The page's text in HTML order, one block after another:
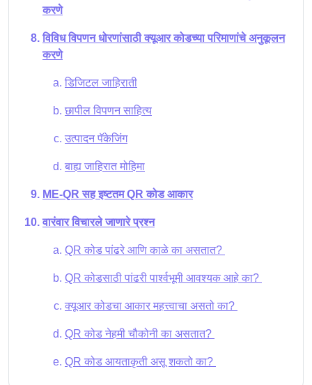
करणे
विविध विपणन धोरणांसाठी क्यूआर कोडच्या परिमाणांचे अनुकूलन
करणे
डिजिटल जाहिराती
छापील विपणन साहित्य
उत्पादन पॅकेजिंग
बाह्य जाहिरात मोहिमा
ME-QR सह इष्टतम QR कोड आकार
वारंवार विचारले जाणारे प्रश्न
QR कोड पांढरे आणि काळे का असतात?
QR कोडसाठी पांढरी पार्श्वभूमी आवश्यक आहे का?
क्यूआर कोडचा आकार महत्त्वाचा असतो का?
QR कोड नेहमी चौकोनी का असतात?
QR कोड आयताकृती असू शकतो का?